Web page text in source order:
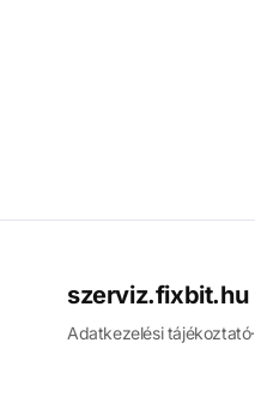
szerviz.fixbit.hu
Adatkezelési tájékoztató·